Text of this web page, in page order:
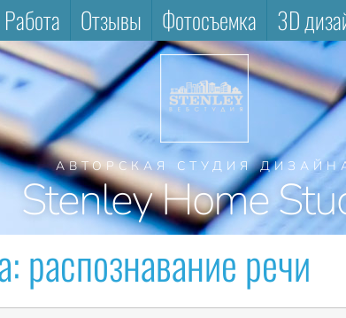
Работа Отзывы Фотосъемка 3D
АВТОРСКАЯ СТУДИЯ
Stenley Home
распознавание речи